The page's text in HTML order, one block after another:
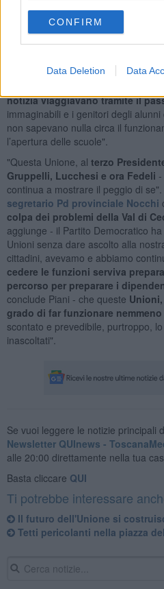
CONFIRM
Data Deletion Data
come la privacy dei cittadini, ma
attivarsi malgrado le tante
Piani aggiunge che anche il
dimostrato nel giorno in cui il
notizia viaggiavano tramite il
immaginabili e i genitori degli
non sapevano nulla circa il
l’apertura delle scuole".
"Questa Unione, al terzo
Gruppelli, Lucchesi e ora Fedeli
continua a mostrare il peggio di
segretario Pd provinciale Nocchi
colpa dei problemi della Val di
aggiunge - il Partito Democratico
Unioni senza dare ascolto alla
cittadini, avevamo e abbiamo
cedere le funzioni serviva
percorso per preparare i
conclude Piani - che queste
grado di far funzionare
scontato e prevedibile, purtroppo,
inascoltati".
Se vuoi leggere le notizie principali
Newsletter QUInews -
alle 20:00 direttamente nella tua
Basta cliccare QUI
Ti potrebbe interessare
Il futuro dell'Unione si
Tetti pericolanti nella piazza